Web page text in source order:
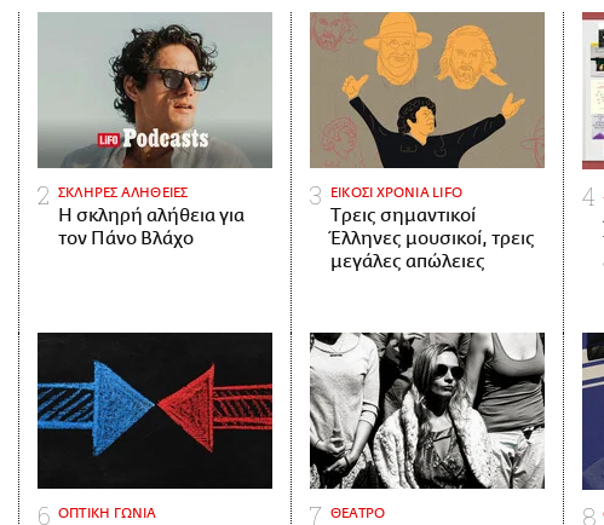
ΣΚΛΗΡΕΣ ΑΛΗΘΕΙΕΣ
H σκληρή αλήθεια για
τον Πάνο Βλάχο
ΕΙΚΟΣΙ ΧΡΟΝΙΑ LIFO
Tρεις σημαντικοί
Έλληνες μουσικοί, τρεις
μεγάλες απώλειες
ΟΠΤΙΚΗ ΓΩΝΙΑ ΘΕΑΤΡΟ